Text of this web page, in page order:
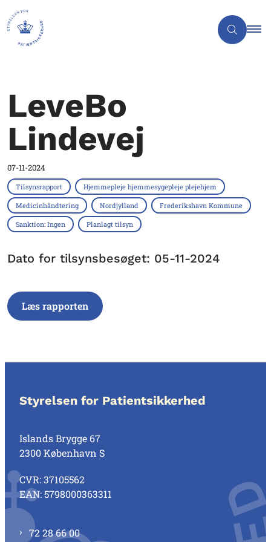
LeveBo
Lindevej
07-11-2024
Tilsynsrapport Hjemmepleje hjemmesygepleje plejehjem
Medicinhåndtering Nordjylland Frederikshavn Kommune
Sanktion: Ingen Planlagt tilsyn
Dato for tilsynsbesøget: 05-11-2024
Læs rapporten
Styrelsen for Patientsikkerhed
Islands Brygge 67
2300 København S
CVR: 37105562
EAN: 5798000363311
72 28 66 00